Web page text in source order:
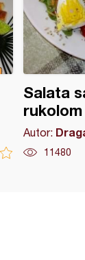
Salata
rukolom
Autor:
11480